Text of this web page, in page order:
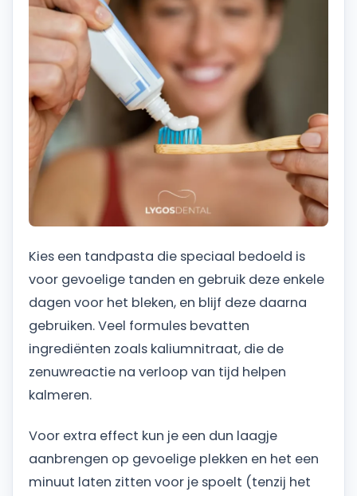
Kies een tandpasta die speciaal bedoeld is
voor gevoelige tanden en gebruik deze enkele
dagen voor het bleken, en blijf deze daarna
gebruiken. Veel formules bevatten
ingrediënten zoals kaliumnitraat, die de
zenuwreactie na verloop van tijd helpen
kalmeren.
Voor extra effect kun je een dun laagje
aanbrengen op gevoelige plekken en het een
minuut laten zitten voor je spoelt (tenzij het